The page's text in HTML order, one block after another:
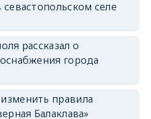
селе
рассказал о
города
правила
Балаклава»